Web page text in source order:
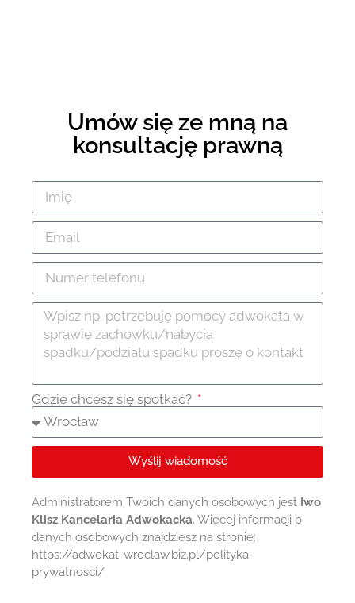
Umów się ze mną na
konsultację prawną
Gdzie chcesz się spotkać?
Wyślij wiadomość
Administratorem Twoich danych osobowych jest Iwo
Klisz Kancelaria Adwokacka. Więcej informacji o
danych osobowych znajdziesz na stronie:
https://adwokat-wroclaw.biz.pl/polityka-
prywatnosci/